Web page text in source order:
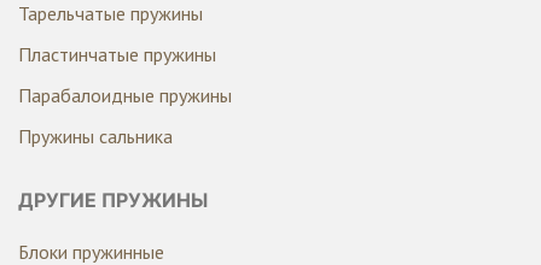
Тарельчатые пружины
Пластинчатые пружины
Парабалоидные пружины
Пружины сальника
ДРУГИЕ ПРУЖИНЫ
Блоки пружинные